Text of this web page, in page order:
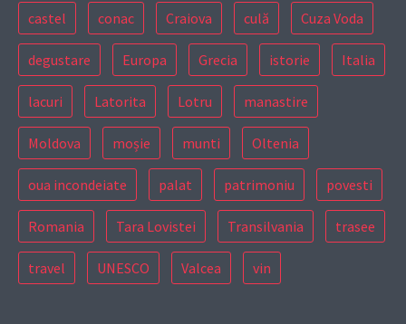
castel conac Craiova culă Cuza Voda
degustare Europa Grecia istorie Italia
lacuri Latorita Lotru manastire
Moldova moșie munti Oltenia
oua incondeiate palat patrimoniu povesti
Romania Tara Lovistei Transilvania trasee
travel UNESCO Valcea vin